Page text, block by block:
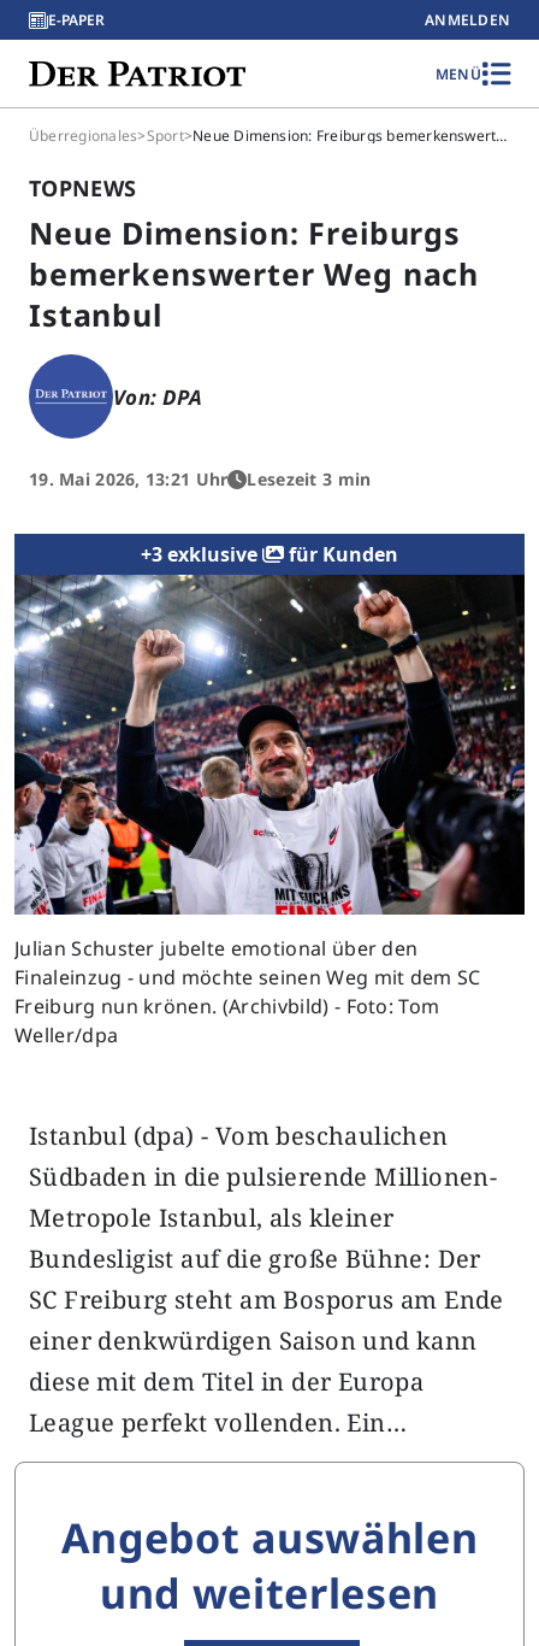
E-PAPER ANMELDEN
MENÜ
Überregionales>Sport> Neue Dimension: Freiburgs bemerkenswerter Weg nach Istanbul
TOPNEWS
Neue Dimension: Freiburgs
bemerkenswerter Weg nach
Istanbul
Von: DPA
19. Mai 2026, 13:21 Uhr Lesezeit 3 min
+3 exklusive für Kunden
Julian Schuster jubelte emotional über den
Finaleinzug - und möchte seinen Weg mit dem SC
Freiburg nun krönen. (Archivbild) - Foto: Tom
Weller/dpa
Previous Next
Istanbul (dpa) - Vom beschaulichen
Südbaden in die pulsierende Millionen-
Metropole Istanbul, als kleiner
Bundesligist auf die große Bühne: Der
SC Freiburg steht am Bosporus am Ende
einer denkwürdigen Saison und kann
diese mit dem Titel in der Europa
League perfekt vollenden. Ein…
Angebot auswählen
und weiterlesen